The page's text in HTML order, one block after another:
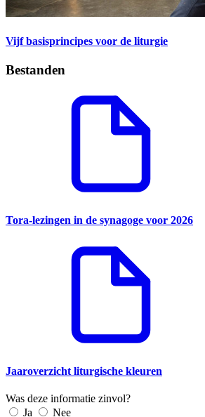
Vijf basisprincipes voor de liturgie
Bestanden
Tora-lezingen in de synagoge voor 2026
Jaaroverzicht liturgische kleuren
Was deze informatie zinvol?
Ja
Nee